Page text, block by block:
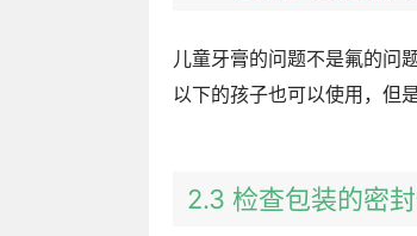
儿童牙膏的问题不是氟的问
以下的孩子也可以使用，但
2.3 检查包装的密